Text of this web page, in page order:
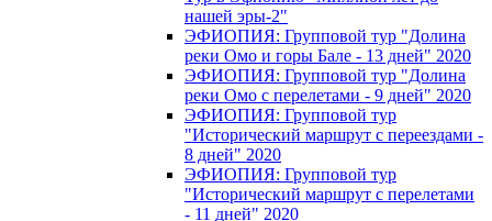
нашей эры-2"
ЭФИОПИЯ: Групповой тур "Долина
реки Омо и горы Бале - 13 дней" 2020
ЭФИОПИЯ: Групповой тур "Долина
реки Омо с перелетами - 9 дней" 2020
ЭФИОПИЯ: Групповой тур
"Исторический маршрут с переездами -
8 дней" 2020
ЭФИОПИЯ: Групповой тур
"Исторический маршрут с перелетами
- 11 дней" 2020